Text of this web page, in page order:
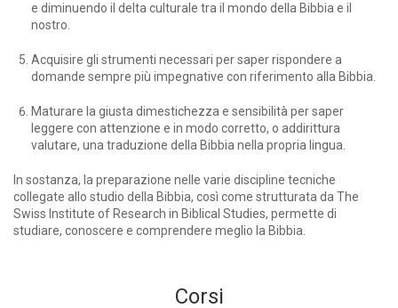
e diminuendo il delta culturale tra il mondo della Bibbia e il
nostro.
Acquisire gli strumenti necessari per saper rispondere a
domande sempre più impegnative con riferimento alla Bibbia.
Maturare la giusta dimestichezza e sensibilità per saper
leggere con attenzione e in modo corretto, o addirittura
valutare, una traduzione della Bibbia nella propria lingua.
In sostanza, la preparazione nelle varie discipline tecniche
collegate allo studio della Bibbia, così come strutturata da The
Swiss Institute of Research in Biblical Studies, permette di
studiare, conoscere e comprendere meglio la Bibbia.
Corsi